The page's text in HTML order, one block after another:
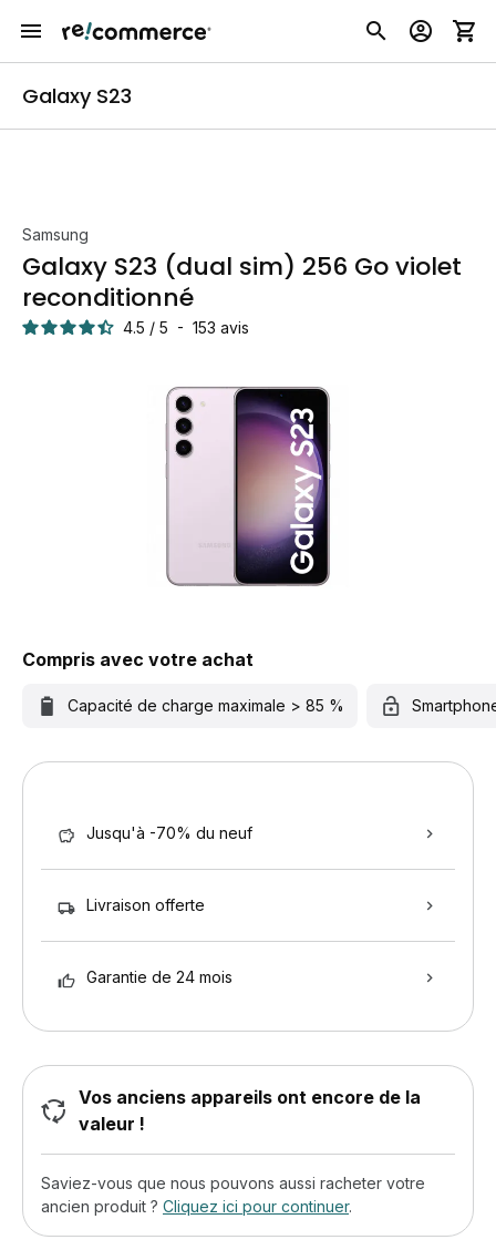
Galaxy S23
Samsung
Galaxy S23 (dual sim) 256 Go violet
reconditionné
4.5 / 5 - 153 avis
Compris avec votre achat
Capacité de charge maximale > 85 %
Jusqu'à -70% du neuf
Livraison offerte
Garantie de 24 mois
Vos anciens appareils ont encore de la
valeur !
Saviez-vous que nous pouvons aussi racheter votre
ancien produit ? Cliquez ici pour continuer.